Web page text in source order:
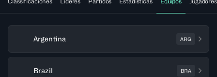
Argentina ARG
Brazil BRA